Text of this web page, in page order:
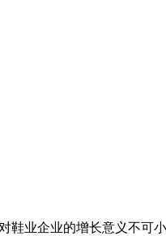
鞋业企业的增长意义不可